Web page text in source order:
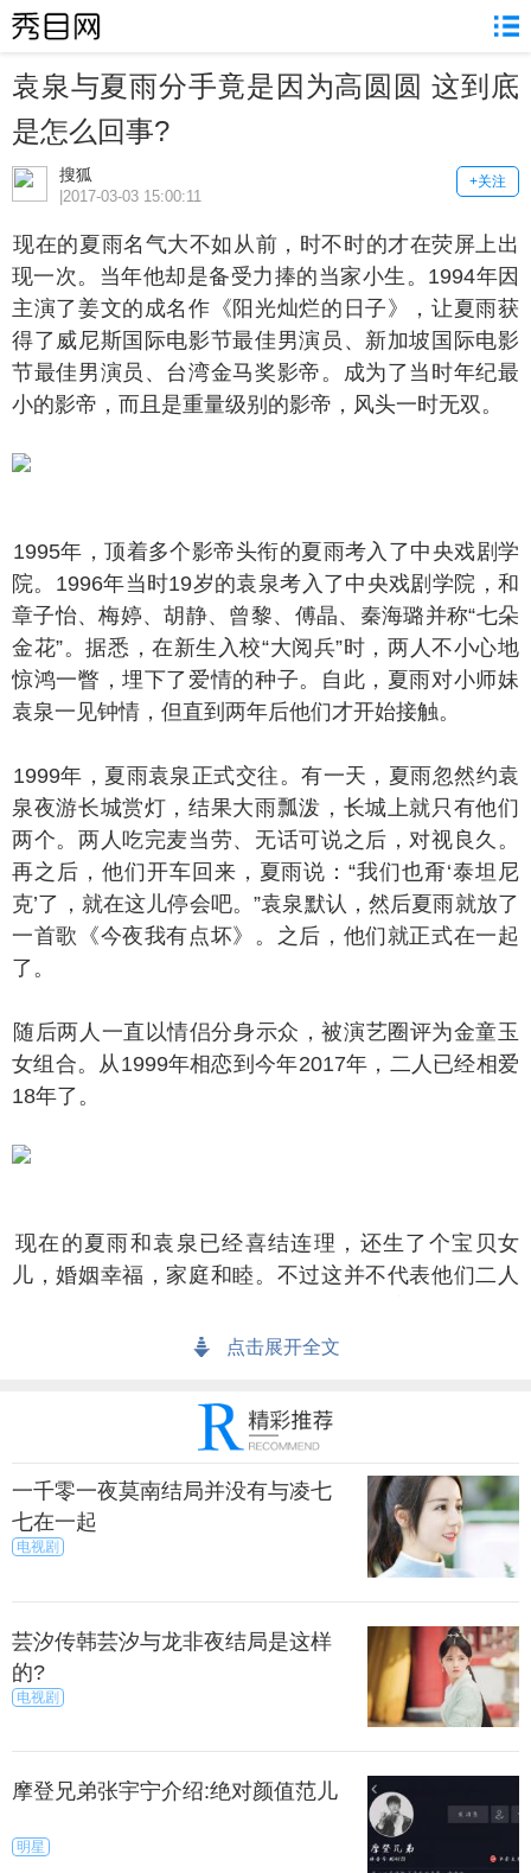
袁泉与夏雨分手竟是因为高圆圆 这到底
是怎么回事?
搜狐 +关注
|2017-03-03 15:00:11
的夏雨名气大不如从前，时不时的才在荧屏上出
现一次。当年他却是备受力捧的当家小生。1994年因
主演了姜文的成名作《阳光灿烂的日子》，让夏雨获
得了威尼斯国际电影节最佳男演员、新加坡国际电影
节最佳男演员、台湾金马奖影帝。成为了当时年纪最
小的影帝，而且是重量级别的影帝，风头一时无双。
年，顶着多个影帝头衔的夏雨考入了中央戏剧学
院。1996年当时19岁的袁泉考入了中央戏剧学院，和
章子怡、梅婷、胡静、曾黎、傅晶、秦海璐并称“七朵
金花”。据悉，在新生入校“大阅兵”时，两人不小心地
惊鸿一瞥，埋下了爱情的种子。自此，夏雨对小师妹
袁泉一见钟情，但直到两年后他们才开始接触。
年，夏雨袁泉正式交往。有一天，夏雨忽然约袁
泉夜游长城赏灯，结果大雨瓢泼，长城上就只有他们
两个。两人吃完麦当劳、无话可说之后，对视良久。
再之后，他们开车回来，夏雨说：“我们也甭‘泰坦尼
克’了，就在这儿停会吧。”袁泉默认，然后夏雨就放了
一首歌《今夜我有点坏》。之后，他们就正式在一起
了。
两人一直以情侣分身示众，被演艺圈评为金童玉
女组合。从1999年相恋到今年2017年，二人已经相爱
18年了。
的夏雨和袁泉已经喜结连理，还生了个宝贝女
儿，婚姻幸福，家庭和睦。不过这并不代表他们二人
活泼开朗的夏雨女生缘似乎一直不错。绯闻频发也曾
来源：搜狐 秀目网 / 娱乐 /明星
点击展开全文
一千零一夜莫南结局并没有与凌七
七在一起
电视剧
芸汐传韩芸汐与龙非夜结局是这样
的?
电视剧
摩登兄弟张宇宁介绍:绝对颜值范儿
明星